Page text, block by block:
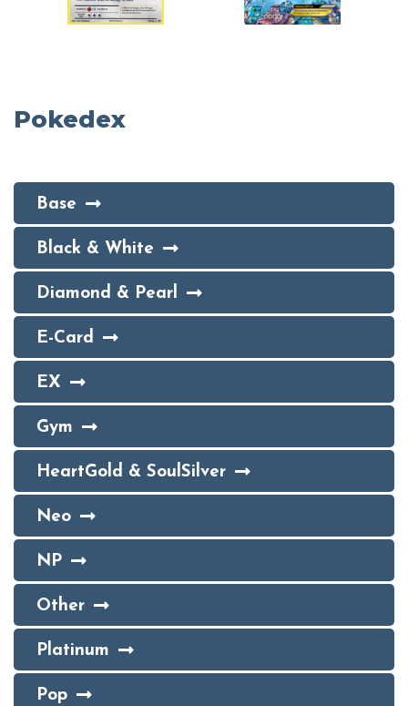
Pokedex
Base
Black & White
Diamond & Pearl
E-Card
EX
Gym
HeartGold & SoulSilver
Neo
NP
Other
Platinum
Pop